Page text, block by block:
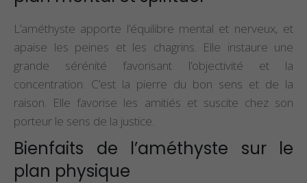
L’améthyste apporte l’équilibre mental et nerveux, et
apaise les peines et les chagrins. Elle instaure une
grande sérénité favorisant l’objectivité et la
concentration. C’est la pierre du bon sens et de la
raison. Elle favorise les amitiés et suscite chez son
porteur le sens de la justice.
Bienfaits de l’améthyste sur le
plan physique